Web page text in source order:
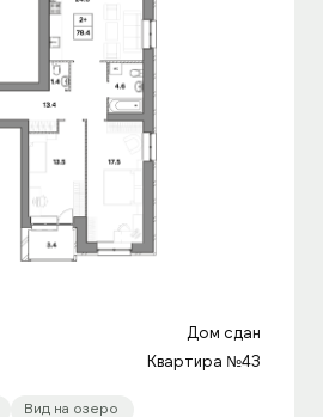
Дом сдан
Квартира №43
Вид на озеро